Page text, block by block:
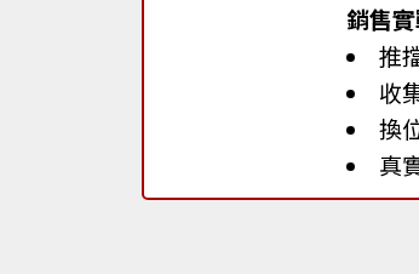
銷售
推
收
換
真